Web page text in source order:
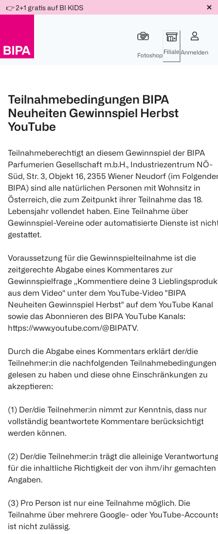
Für
Für
Für
Weiter
zum
👉 2+1 gratis auf BI KIDS
Fotoshop Filiale Anmelden
Teilnahmebedingungen BIPA
Neuheiten Gewinnspiel Herbst
YouTube
Teilnahmeberechtigt an diesem Gewinnspiel der BIPA
Parfumerien Gesellschaft m.b.H., Industriezentrum NÖ-
Süd, Str. 3, Objekt 16, 2355 Wiener Neudorf (im
BIPA) sind alle natürlichen Personen mit Wohnsitz in
Österreich, die zum Zeitpunkt ihrer Teilnahme das 18.
Lebensjahr vollendet haben. Eine Teilnahme über
Gewinnspiel-Vereine oder automatisierte Dienste ist
gestattet.
Voraussetzung für die Gewinnspielteilnahme ist die
zeitgerechte Abgabe eines Kommentares zur
Gewinnspielfrage „Kommentiere deine 3
aus dem Video“ unter dem YouTube-Video "BIPA
Neuheiten Gewinnspiel Herbst" auf dem YouTube Kanal
sowie das Abonnieren des BIPA YouTube Kanals:
https://www.youtube.com/@BIPATV.
Durch die Abgabe eines Kommentars erklärt der/die
Teilnehmer:in die nachfolgenden Teilnahmebedingungen
gelesen zu haben und diese ohne Einschränkungen zu
akzeptieren:
(1) Der/die Teilnehmer:in nimmt zur Kenntnis, dass nur
vollständig beantwortete Kommentare berücksichtigt
werden können.
(2) Der/die Teilnehmer:in trägt die alleinige
für die inhaltliche Richtigkeit der von ihm/ihr gemachten
Angaben.
(3) Pro Person ist nur eine Teilnahme möglich. Die
Teilnahme über mehrere Google- oder YouTube-
ist nicht zulässig.